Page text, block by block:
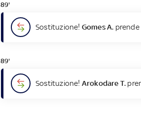
89'
Sostituzione! Gomes A.
89'
Sostituzione! Arokodare T.